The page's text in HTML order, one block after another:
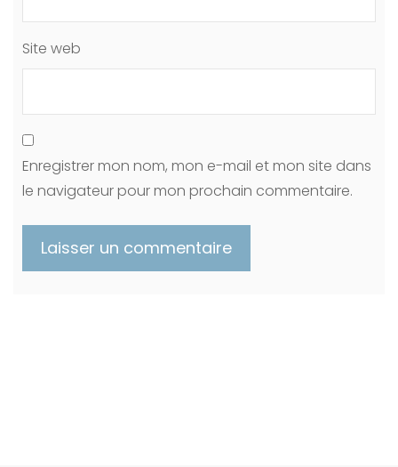
Site web
Enregistrer mon nom, mon e-mail et mon site dans
le navigateur pour mon prochain commentaire.